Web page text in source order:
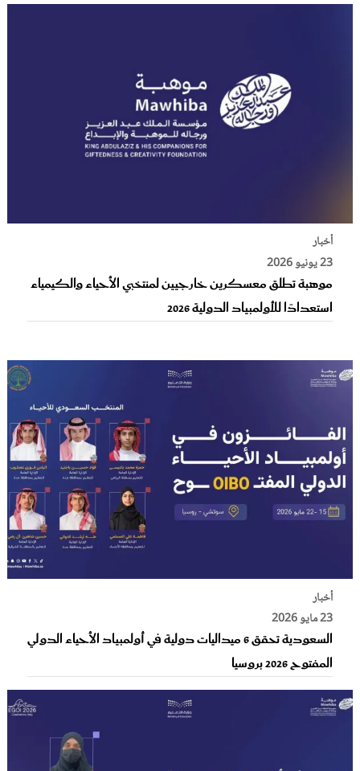
أخبار
23 يونيو 2026
موهبة تطلق معسكرين خارجيين لمنتخبي الأحياء والكيمياء
استعدادًا للأولمبياد الدولية 2026
أخبار
23 مايو 2026
السعودية تحقق 6 ميداليات دولية في أولمبياد الأحياء الدولي
المفتوح 2026 بروسيا